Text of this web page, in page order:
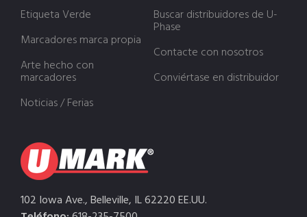
Etiqueta Verde
Marcadores marca propia
Arte hecho con
marcadores
Noticias / Ferias
Buscar distribuidores de U-
Phase
Contacte con nosotros
Conviértase en distribuidor
102 Iowa Ave., Belleville, IL 62220 EE.UU.